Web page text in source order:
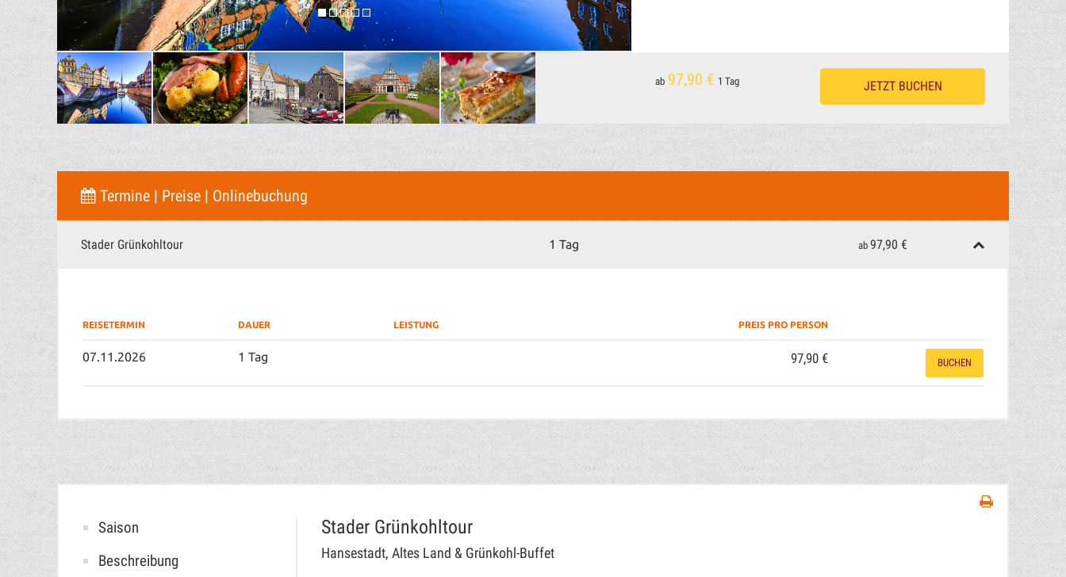
ab 97,90 € 1 Tag JETZT BUCHEN
Termine | Preise | Onlinebuchung
Stader Grünkohltour 1 Tag ab 97,90 €
REISETERMIN DAUER LEISTUNG PREIS PRO PERSON
07.11.2026 1 Tag 97,90 € BUCHEN
Saison
Beschreibung
Stader Grünkohltour
Hansestadt, Altes Land & Grünkohl-Buffet